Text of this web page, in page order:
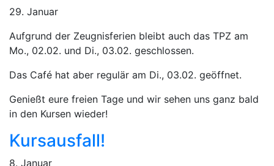
29. Januar
Aufgrund der Zeugnisferien bleibt auch das TPZ am
Mo., 02.02. und Di., 03.02. geschlossen.
Das Café hat aber regulär am Di., 03.02. geöffnet.
Genießt eure freien Tage und wir sehen uns ganz bald
in den Kursen wieder!
Kursausfall!
8. Januar